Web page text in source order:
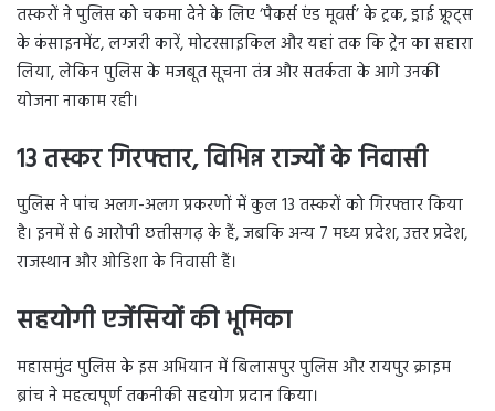
तस्करों ने पुलिस को चकमा देने के लिए ‘पैकर्स एंड मूवर्स’ के ट्रक, ड्राई फ्रूट्स
के कंसाइनमेंट, लग्जरी कारें, मोटरसाइकिल और यहां तक कि ट्रेन का सहारा
लिया, लेकिन पुलिस के मजबूत सूचना तंत्र और सतर्कता के आगे उनकी
योजना नाकाम रही।
13तस्कर गिरफ्तार,विभिन्न राज्यों के निवासी
पुलिस ने पांच अलग-अलग प्रकरणों में कुल 13 तस्करों को गिरफ्तार किया
है। इनमें से 6 आरोपी छत्तीसगढ़ के हैं, जबकि अन्य 7 मध्य प्रदेश, उत्तर प्रदेश,
राजस्थान और ओडिशा के निवासी हैं।
सहयोगी एजेंसियों की भूमिका
महासमुंद पुलिस के इस अभियान में बिलासपुर पुलिस और रायपुर क्राइम
ब्रांच ने महत्वपूर्ण तकनीकी सहयोग प्रदान किया।